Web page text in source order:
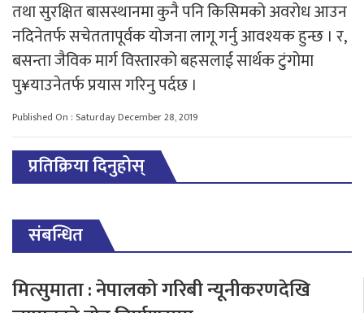
तथा सुरक्षित बासस्थानमा कुनै पनि किसिमको अवरोध आउन
नदिनेतर्फ सचेततापूर्वक योजना लागू गर्नु आवश्यक हुन्छ । र,
बसन्ता जैविक मार्ग विस्तारको बहसलाई सार्थक टुंगोमा
पु¥याउनेतर्फ प्रयास गरिनु पर्दछ ।
Published On : Saturday December 28, 2019
प्रतिक्रिया दिनुहोस्
संबन्धित
मित्सुमाता : नेपालको गरिबी न्यूनीकरणदेखि